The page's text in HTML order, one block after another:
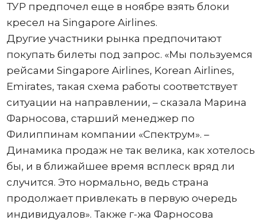
ТУР предпочел еще в ноябре взять блоки
кресел на Singapore Airlines.
Другие участники рынка предпочитают
покупать билеты под запрос. «Мы пользуемся
рейсами Singapore Airlines, Korean Airlines,
Emirates, такая схема работы соответствует
ситуации на направлении, – сказала Марина
Фарносова, старший менеджер по
Филиппинам компании «Спектрум». –
Динамика продаж не так велика, как хотелось
бы, и в ближайшее время всплеск вряд ли
случится. Это нормально, ведь страна
продолжает привлекать в первую очередь
индивидуалов». Также г-жа Фарносова